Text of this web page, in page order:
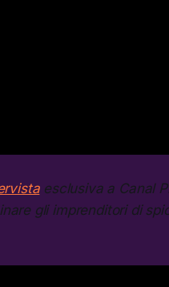
esclusiva a Canal
gli imprenditori di